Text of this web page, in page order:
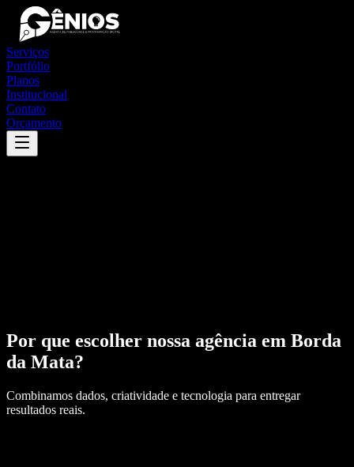
Serviços
Portfólio
Planos
Institucional
Contato
Orçamento
Por que escolher nossa agência em Borda
da Mata?
Combinamos dados, criatividade e tecnologia para entregar
resultados reais.